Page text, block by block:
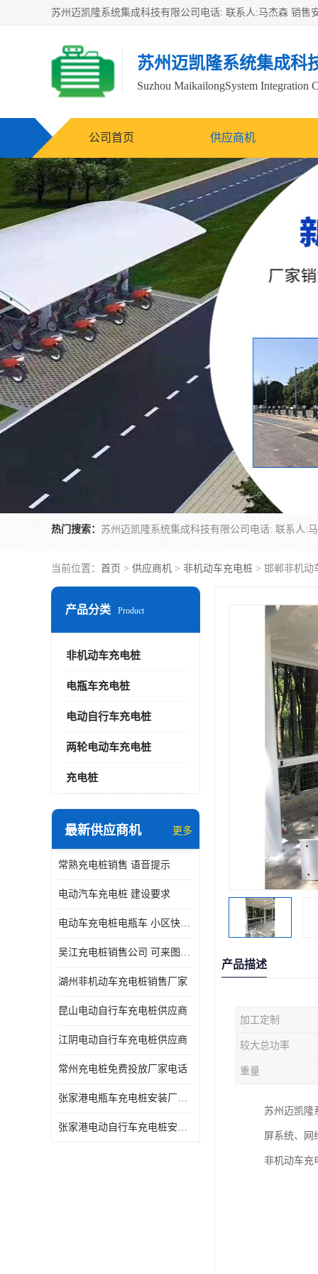
苏州迈凯隆系统集成科
Suzhou MaikailongSystem Integration
公司首页 供应商机
热门搜索：
当前位置： 首页 > 供应商机 > 非机动车充电桩 > 邯郸非机动
产品分类 Product
非机动车充电桩
电瓶车充电桩
电动自行车充电桩
两轮电动车充电桩
充电桩
最新供应商机 更多
常熟充电桩销售 语音提示
电动汽车充电桩 建设要求
电动车充电桩电瓶车 小区快速电动自行车充电站
吴江充电桩销售公司 可来图定制
湖州非机动车充电桩销售厂家
昆山电动自行车充电桩供应商
江阴电动自行车充电桩供应商
常州充电桩免费投放厂家电话
张家港电瓶车充电桩安装厂家电话
张家港电动自行车充电桩安装供货商
产品描述
加工定制
较大总功率
重量
苏州迈凯隆
屏系统、网
非机动车充